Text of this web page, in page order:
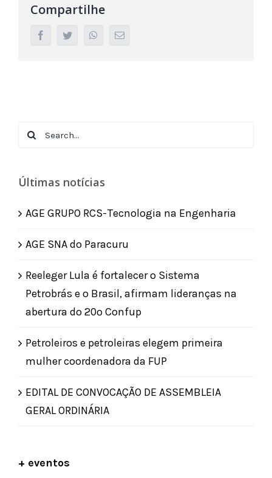
Compartilhe
facebooktwitter whatsappEmail
Search
Últimas notícias
AGE GRUPO RCS-Tecnologia na Engenharia
AGE SNA do Paracuru
Reeleger Lula é fortalecer o Sistema
Petrobrás e o Brasil, afirmam lideranças na
abertura do 20º Confup
Petroleiros e petroleiras elegem primeira
mulher coordenadora da FUP
EDITAL DE CONVOCAÇÃO DE ASSEMBLEIA
GERAL ORDINÁRIA
+ eventos